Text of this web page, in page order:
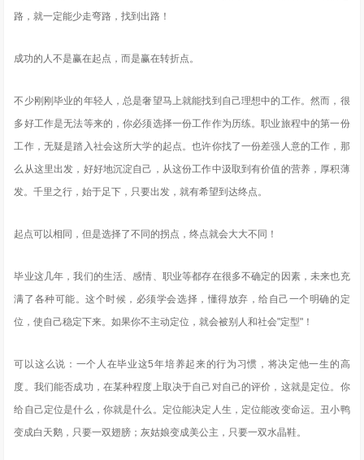
路，就一定能少走弯路，找到出路！
成功的人不是赢在起点，而是赢在转折点。
不少刚刚毕业的年轻人，总是奢望马上就能找到自己理想中的工作。然而，很
多好工作是无法等来的，你必须选择一份工作作为历练。职业旅程中的第一份
工作，无疑是踏入社会这所大学的起点。也许你找了一份差强人意的工作，那
么从这里出发，好好地沉淀自己，从这份工作中汲取到有价值的营养，厚积薄
发。千里之行，始于足下，只要出发，就有希望到达终点。
起点可以相同，但是选择了不同的拐点，终点就会大大不同！
毕业这几年，我们的生活、感情、职业等都存在很多不确定的因素，未来也充
满了各种可能。这个时候，必须学会选择，懂得放弃，给自己一个明确的定
位，使自己稳定下来。如果你不主动定位，就会被别人和社会"定型"！
可以这么说：一个人在毕业这5年培养起来的行为习惯，将决定他一生的高
度。我们能否成功，在某种程度上取决于自己对自己的评价，这就是定位。你
给自己定位是什么，你就是什么。定位能决定人生，定位能改变命运。丑小鸭
变成白天鹅，只要一双翅膀；灰姑娘变成美公主，只要一双水晶鞋。